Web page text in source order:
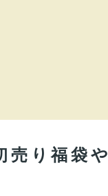
売り福袋や